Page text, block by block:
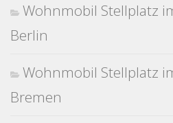
Wohnmobil Stellplatz
Berlin
Wohnmobil Stellplatz
Bremen